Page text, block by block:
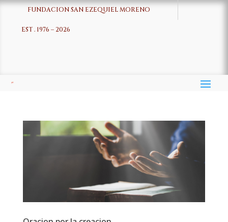
FUNDACION SAN EZEQUIEL MORENO
EST . 1976 – 2026